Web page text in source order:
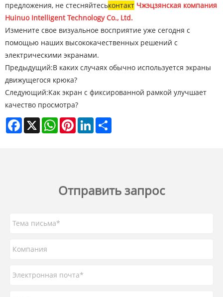
предложения, не стесняйтеськонтакт Чжэцзянская компания
Huinuo Intelligent Technology Co., Ltd.
Измените свое визуальное восприятие уже сегодня с
помощью наших высококачественных решений с
электрическими экранами.
Предыдущий:В каких случаях обычно используется экраны
движущегося крюка?
Следующий:Как экран с фиксированной рамкой улучшает
качество просмотра?
Facebook
X WhatsAppPinterestLinkedIn
Отправить запрос